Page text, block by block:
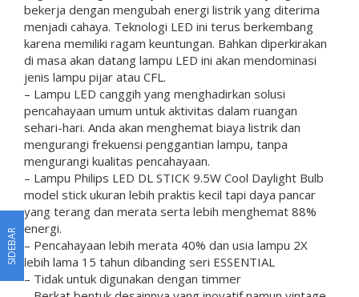
bekerja dengan mengubah energi listrik yang diterima
menjadi cahaya. Teknologi LED ini terus berkembang
karena memiliki ragam keuntungan. Bahkan diperkirakan
di masa akan datang lampu LED ini akan mendominasi
jenis lampu pijar atau CFL.
– Lampu LED canggih yang menghadirkan solusi
pencahayaan umum untuk aktivitas dalam ruangan
sehari-hari. Anda akan menghemat biaya listrik dan
mengurangi frekuensi penggantian lampu, tanpa
mengurangi kualitas pencahayaan.
– Lampu Philips LED DL STICK 9.5W Cool Daylight Bulb
model stick ukuran lebih praktis kecil tapi daya pancar
yang terang dan merata serta lebih menghemat 88%
energi.
– Pencahayaan lebih merata 40% dan usia lampu 2X
lebih lama 15 tahun dibanding seri ESSENTIAL
– Tidak untuk digunakan dengan timmer
SIDEBAR